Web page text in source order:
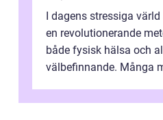
I dagens stressiga
en revolutionerande
både fysisk hälsa och
välbefinnande. Många